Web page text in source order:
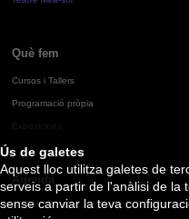
Ús de galetes
Aquest lloc utilitza galetes de
serveis a partir de l'anàlisi de la
sense canviar la teva
Què fem
Cursos i Tallers
Programació pròpia
Agenda